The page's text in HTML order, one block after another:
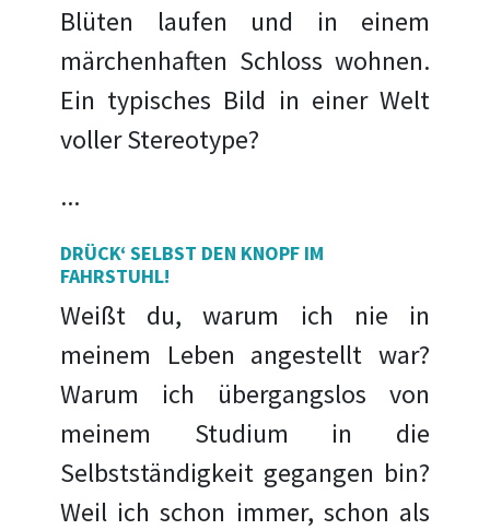
Blüten laufen und in einem
märchenhaften Schloss wohnen.
Ein typisches Bild in einer Welt
voller Stereotype?
...
DRÜCK‘ SELBST DEN KNOPF IM
FAHRSTUHL!
Weißt du, warum ich nie in
meinem Leben angestellt war?
Warum ich übergangslos von
meinem Studium in die
Selbstständigkeit gegangen bin?
Weil ich schon immer, schon als